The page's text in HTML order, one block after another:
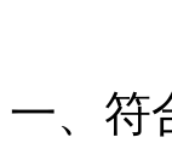
一、符